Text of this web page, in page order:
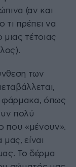
(αν και
τι πρέπει να
τέτοιας
των
φάρμακα, όπως
πολύ
που «μένουν».
είναι
Το δέρμα